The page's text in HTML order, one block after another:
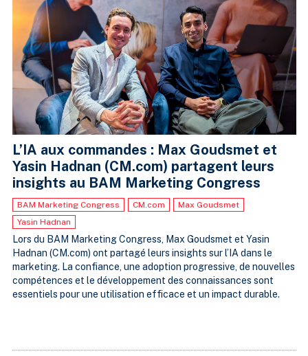
L’IA aux commandes : Max Goudsmet et
Yasin Hadnan (CM.com) partagent leurs
insights au BAM Marketing Congress
BAM Marketing Congress CM.com
Max Goudsmet
Yasin Hadnan
Lors du BAM Marketing Congress, Max Goudsmet et Yasin
Hadnan (CM.com) ont partagé leurs insights sur l’IA dans le
marketing. La confiance, une adoption progressive, de nouvelles
compétences et le développement des connaissances sont
essentiels pour une utilisation efficace et un impact durable.